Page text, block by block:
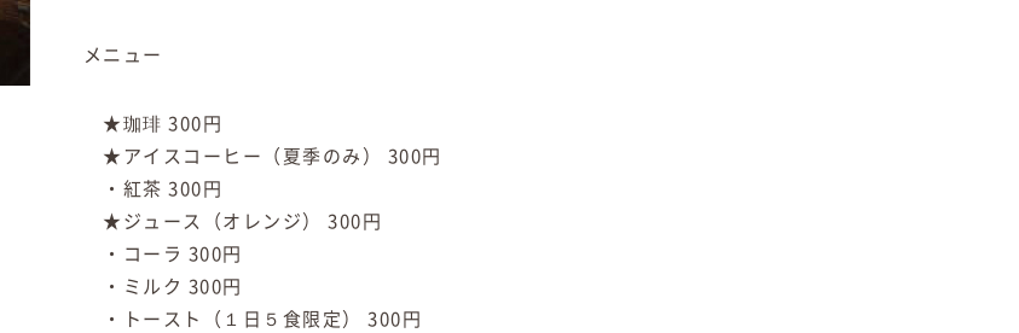
メニュー
★珈琲 300円
★アイスコーヒー（夏季のみ） 300円
・紅茶 300円
★ジュース（オレンジ） 300円
・コーラ 300円
・ミルク 300円
・トースト（１日５食限定） 300円